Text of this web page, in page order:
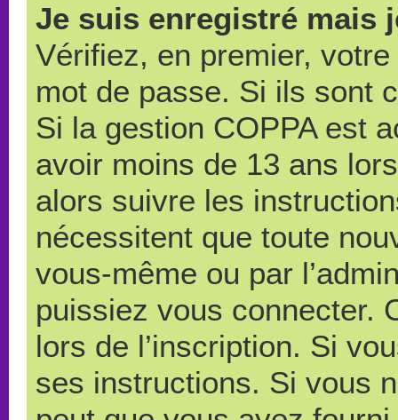
Je suis enregistré mais
Vérifiez, en premier,
mot de passe. Si ils sont
Si la gestion COPPA est
avoir moins de 13 ans
alors suivre les
nécessitent que toute
vous-même ou par
puissiez vous connecter.
lors de l’inscription. Si
ses instructions. Si vous